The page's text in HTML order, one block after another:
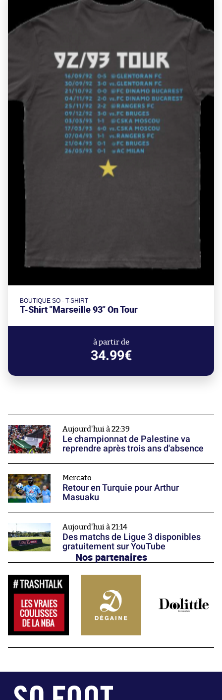
BOUTIQUE SO - T-SHIRT
T-Shirt "Marseille 93" On Tour
à partir de
34.99€
Aujourd'hui à 22:39
Le championnat de Palestine va
reprendre après trois ans d'absence
Mercato
Retour en Turquie pour Arthur
Masuaku
Aujourd'hui à 21:14
Des matchs de Ligue 3 disponibles
gratuitement sur YouTube
Nos partenaires